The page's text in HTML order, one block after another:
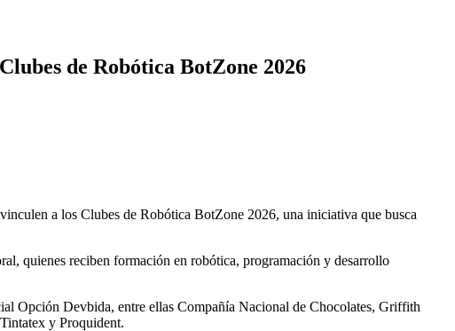
de Robótica BotZone 2026
a los Clubes de Robótica BotZone 2026, una iniciativa que busca
quienes reciben formación en robótica, programación y desarrollo
Opción Devbida, entre ellas Compañía Nacional de Chocolates, Griffith
y Proquident.